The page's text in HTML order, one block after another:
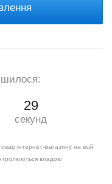
28
секунд
інтернет-магазину на всій
владою